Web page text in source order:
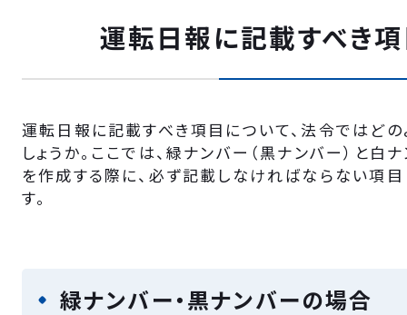
運転日報に記載すべき
運転日報に記載すべき項目について、法令ではど
しょうか。ここでは、緑ナンバー（黒ナンバー）と
を作成する際に、必ず記載しなければならない項
す。
緑ナンバー・黒ナンバーの場合